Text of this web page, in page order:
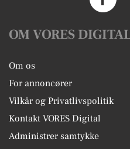
OM VORES
Om os
For annoncører
Vilkår og Privatlivspolitik
Kontakt VORES Digital
Administrer samtykke